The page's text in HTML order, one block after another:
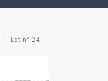
Lot n° 24